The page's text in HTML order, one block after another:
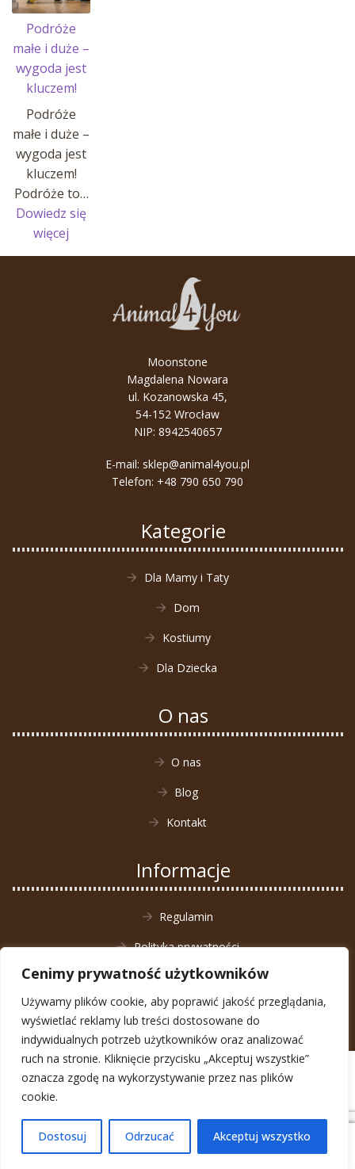
Cenimy prywatność użytkowników
Używamy plików cookie, aby poprawić jakość przeglądania,
wyświetlać reklamy lub treści dostosowane do
indywidualnych potrzeb użytkowników oraz analizować
ruch na stronie. Kliknięcie przycisku „Akceptuj wszystkie”
oznacza zgodę na wykorzystywanie przez nas plików
cookie.
Dostosuj Odrzucać Akceptuj wszystko
pasji!
Podróże
małe i duże –
wygoda jest
kluczem!
Podróże
małe i duże –
wygoda jest
kluczem!
Podróże to…
Dowiedz się
więcej
Podróże
Moonstone
Magdalena Nowara
ul. Kozanowska 45,
54-152 Wrocław
NIP: 8942540657
E-mail: sklep@animal4you.pl
Telefon: +48 790 650 790
Kategorie
Dla Mamy i Taty
Dom
Kostiumy
Dla Dziecka
O nas
O nas
Blog
Kontakt
Informacje
Regulamin
Polityka prywatności
Zwrot towaru
0
© Animal4You 2026